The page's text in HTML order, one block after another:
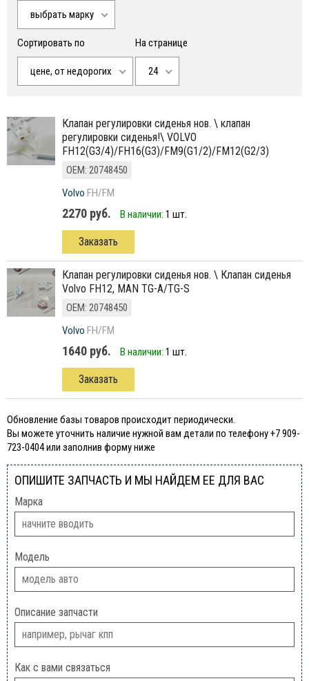
выбрать марку
Сортировать по
цене, от недорогих
На странице
24
клапан регулировки сиденья нов. \ клапан
регулировки сиденья!\ VOLVO
FH12(G3/4)/FH16(G3)/FM9(G1/2)/FM12(G2/3)
ОЕМ: 20748450
Volvo FH/FM
2270 руб. В наличии: 1 шт.
Заказать
клапан регулировки сиденья нов. \ Клапан сиденья
Volvo FH12, MAN TG-A/TG-S
ОЕМ: 20748450
Volvo FH/FM
1640 руб. В наличии: 1 шт.
Заказать
Обновление базы товаров происходит периодически.
Вы можете уточнить наличие нужной вам детали по телефону +7 909-
723-0404 или заполнив форму ниже
ОПИШИТЕ ЗАПЧАСТЬ И МЫ НАЙДЕМ ЕЕ ДЛЯ ВАС
Марка
Модель
Описание запчасти
Как с вами связаться